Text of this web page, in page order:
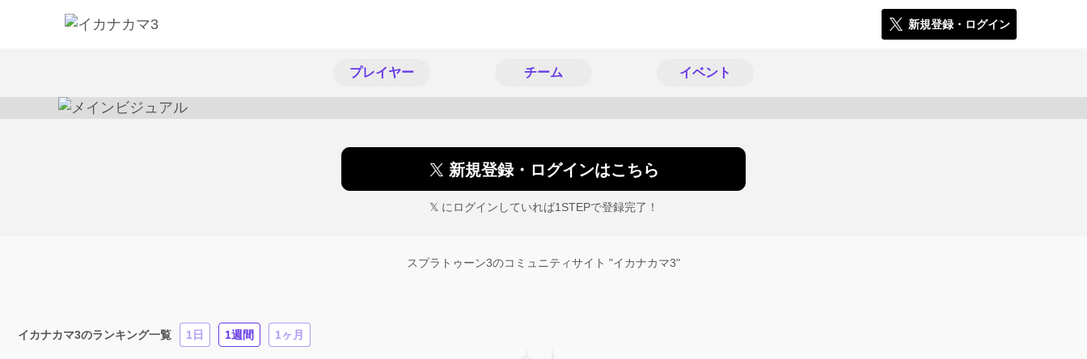
新規登録・ログイン
プレイヤー チーム イベント
新規登録・ログインはこちら
𝕏 にログインしていれば1STEPで登録完了！
スプラトゥーン3のコミュニティサイト "イカナカマ3"
イカナカマ3のランキング一覧 1日 1週間 1ヶ月